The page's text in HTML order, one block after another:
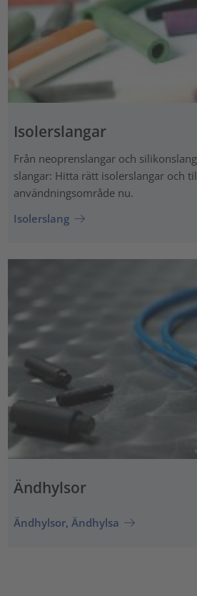
Isolerslangar
Från neoprenslangar och
slangar: Hitta rätt isolerslangar och
användningsområde nu.
Isolerslang
Ändhylsor
Ändhylsor, Ändhylsa